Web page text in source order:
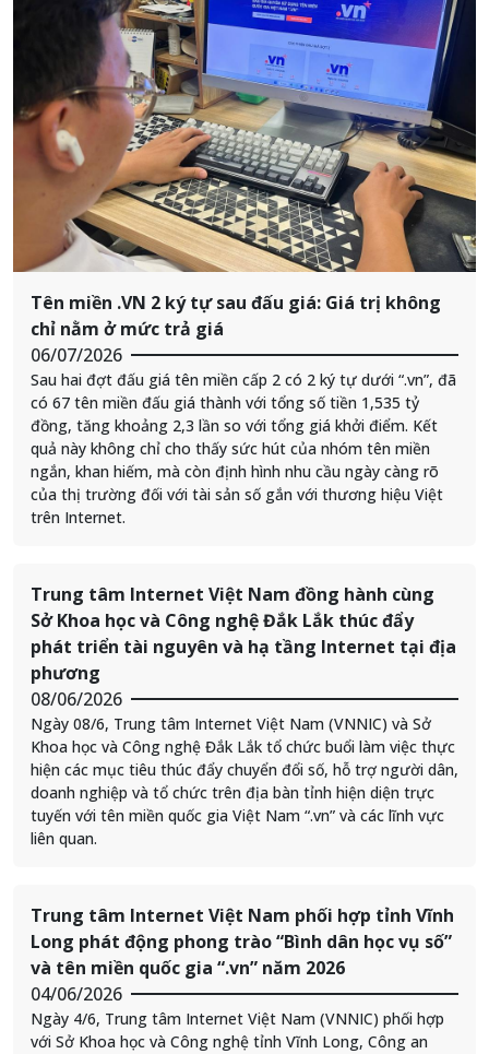
Trung tâm Internet Việt Nam đồng hành cùng
Sở Khoa học và Công nghệ Đắk Lắk thúc đẩy
phát triển tài nguyên và hạ tầng Internet tại địa
phương
08/06/2026
Ngày 08/6, Trung tâm Internet Việt Nam (VNNIC) và Sở
Khoa học và Công nghệ Đắk Lắk tổ chức buổi làm việc thực
hiện các mục tiêu thúc đẩy chuyển đổi số, hỗ trợ người dân,
doanh nghiệp và tổ chức trên địa bàn tỉnh hiện diện trực
tuyến với tên miền quốc gia Việt Nam “.vn” và các lĩnh vực
liên quan.
Trung tâm Internet Việt Nam phối hợp tỉnh Vĩnh
Long phát động phong trào “Bình dân học vụ số”
và tên miền quốc gia “.vn” năm 2026
04/06/2026
Ngày 4/6, Trung tâm Internet Việt Nam (VNNIC) phối hợp
với Sở Khoa học và Công nghệ tỉnh Vĩnh Long, Công an
Tên miền .VN 2 ký tự sau đấu giá: Giá trị không
chỉ nằm ở mức trả giá
06/07/2026
Sau hai đợt đấu giá tên miền cấp 2 có 2 ký tự dưới “.vn”, đã
có 67 tên miền đấu giá thành với tổng số tiền 1,535 tỷ
đồng, tăng khoảng 2,3 lần so với tổng giá khởi điểm. Kết
quả này không chỉ cho thấy sức hút của nhóm tên miền
ngắn, khan hiếm, mà còn định hình nhu cầu ngày càng rõ
của thị trường đối với tài sản số gắn với thương hiệu Việt
trên Internet.